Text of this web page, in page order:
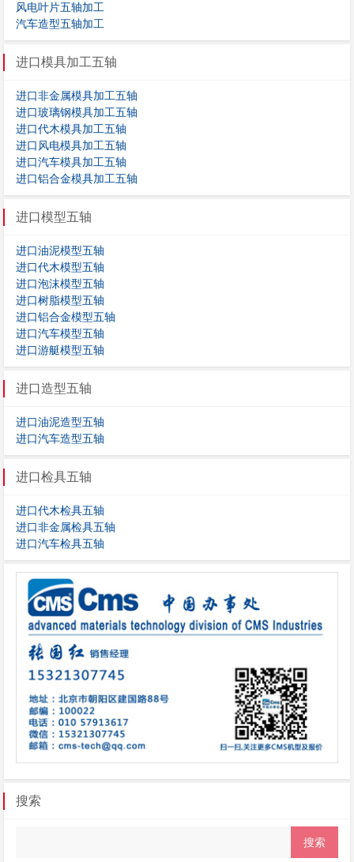
风电叶片五轴加工
汽车造型五轴加工
进口模具加工五轴
进口非金属模具加工五轴
进口玻璃钢模具加工五轴
进口代木模具加工五轴
进口风电模具加工五轴
进口汽车模具加工五轴
进口铝合金模具加工五轴
进口模型五轴
进口油泥模型五轴
进口代木模型五轴
进口泡沫模型五轴
进口树脂模型五轴
进口铝合金模型五轴
进口汽车模型五轴
进口游艇模型五轴
进口造型五轴
进口油泥造型五轴
进口汽车造型五轴
进口检具五轴
进口代木检具五轴
进口非金属检具五轴
进口汽车检具五轴
搜索